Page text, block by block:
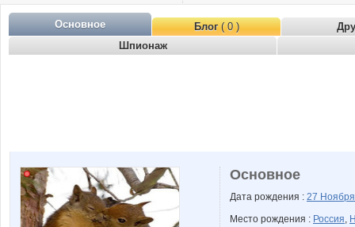
Основное Блог( 0 )
Шпионаж
Основное
Дата рождения : 27
Место рождения : Россия,